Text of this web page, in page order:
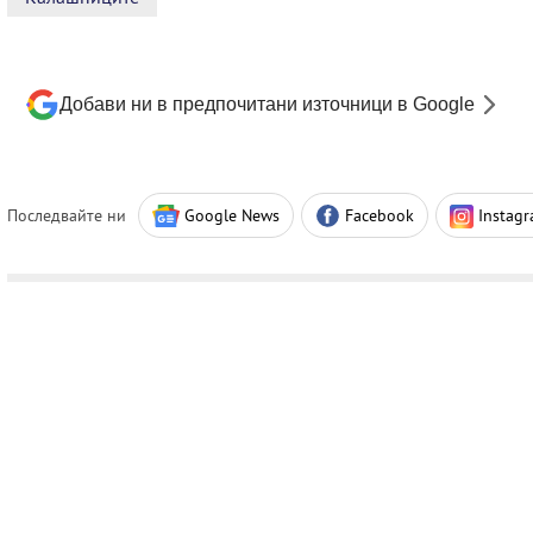
Добави ни в предпочитани източници в Google
Последвайте ни Google News Facebook